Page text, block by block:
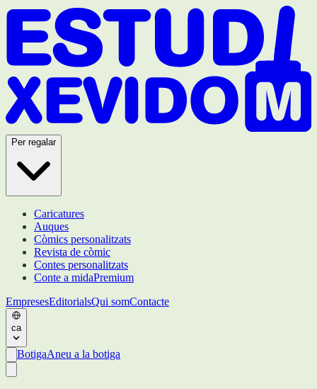
Per regalar
Caricatures
Auques
Còmics personalitzats
Revista de còmic
Contes personalitzats
Conte a midaPremium
EmpresesEditorialsQui somContacte
ca
BotigaAneu a la botiga